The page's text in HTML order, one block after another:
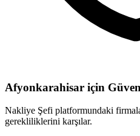
Afyonkarahisar için
Nakliye Şefi platformundaki
gerekliliklerini karşılar.